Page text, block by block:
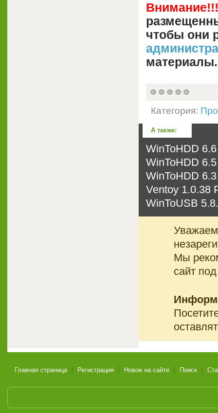
Внимание!!!
чтобы они
материалы.
Категория:
А также:
WinToHDD
WinToHDD
WinToHDD
Ventoy 1.0.38
WinToUSB
Мы
сайт
Главная страница Регистрация Новое на сайте Поиск